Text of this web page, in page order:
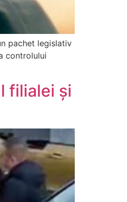
pachet legislativ
controlului
filialei și